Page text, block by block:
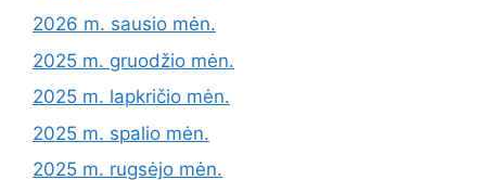
2026 m. sausio mėn.
2025 m. gruodžio mėn.
2025 m. lapkričio mėn.
2025 m. spalio mėn.
2025 m. rugsėjo mėn.